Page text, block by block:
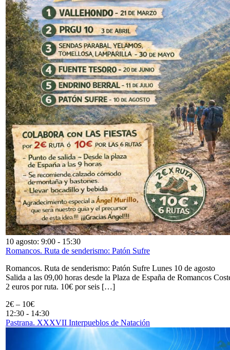
10 agosto: 9:00 - 15:30
Romancos. Ruta de senderismo: Patón Sufre
Romancos. Ruta de senderismo: Patón Sufre Lunes 10 de agosto
Salida a las 09,00 horas desde la Plaza de España de Romancos
2 euros por ruta. 10€ por seis […]
2€ – 10€
12:30 - 14:30
Pastrana. XXXVII Interpueblos de Natación